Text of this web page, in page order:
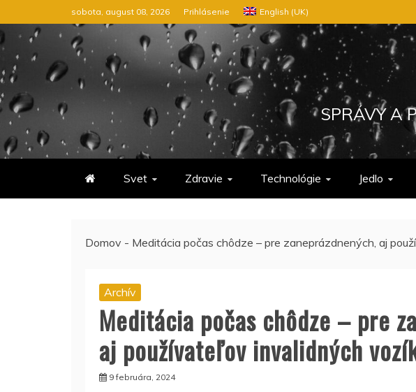
na
obsah
sobota, august 08, 2026 Prihlásenie English (UK)
SPRÁVY A
Svet Zdravie Technológie Jedlo
Domov - Meditácia počas chôdze – pre zaneprázdnených, aj
Archív
Meditácia počas chôdze – pre
aj používateľov invalidných
9 februára, 2024